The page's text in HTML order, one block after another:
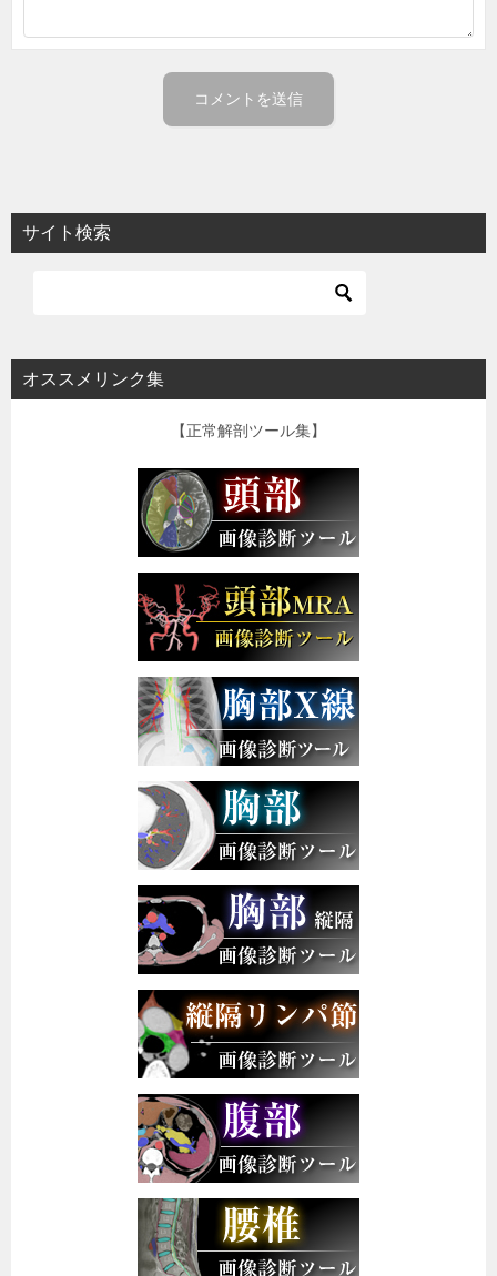
サイト検索
オススメリンク集
【正常解剖ツール集】